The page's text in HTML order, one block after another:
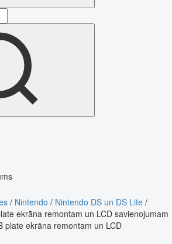
/ Nintendo / Nintendo DS un DS Lite /
ekrāna remontam un LCD savienojumam